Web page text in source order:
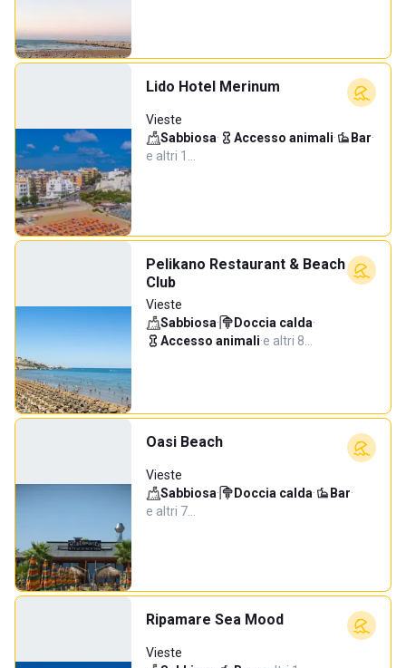
Lido Hotel Merinum
Vieste
Sabbiosa· Accesso animali· Bar·
e altri 1…
Pelikano Restaurant & Beach
Club
Vieste
Sabbiosa· Doccia calda·
Accesso animali·e altri 8…
Oasi Beach
Vieste
Sabbiosa· Doccia calda· Bar·
e altri 7…
Ripamare Sea Mood
Vieste